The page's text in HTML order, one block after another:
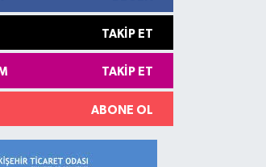
TAKIP ET
TAKIP ET
ABONE OL